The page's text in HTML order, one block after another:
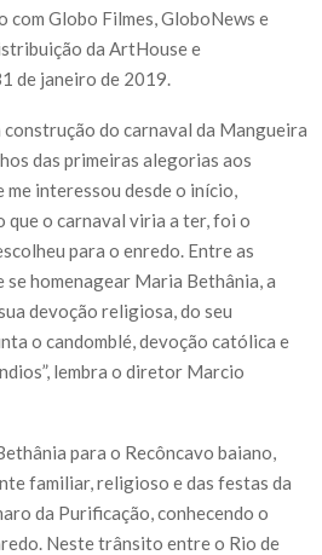
com Globo Filmes, GloboNews e
da ArtHouse e
de janeiro de 2019.
construção do carnaval da Mangueira
das primeiras alegorias aos
me interessou desde o início,
que o carnaval viria a ter, foi o
para o enredo. Entre as
se homenagear Maria Bethânia, a
devoção religiosa, do seu
o candomblé, devoção católica e
lembra o diretor Marcio
para o Recôncavo baiano,
familiar, religioso e das festas da
da Purificação, conhecendo o
Neste trânsito entre o Rio de